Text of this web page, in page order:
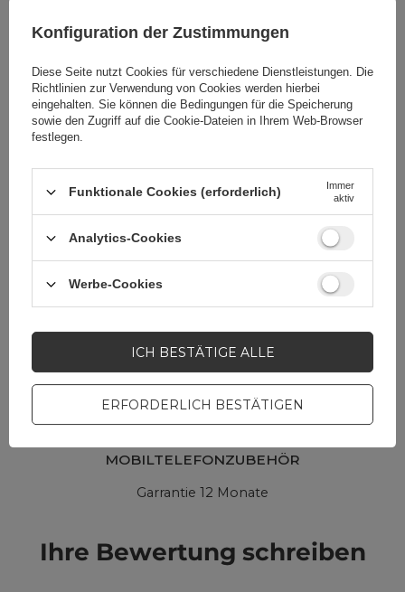
Zentimetern
Verpackungsbreite in
11
Brauchen Sie Hilfe? Haben Sie
Fragen?
und wir werden
Fragen und Antworten für
andere veröffentlichen.
STELLE EINE FRAGE
MOBILTELEFONZUBEHÖR
Garrantie 12 Monate
Ihre Bewertung schreiben
Konfiguration der Zustimmungen
Diese Seite nutzt Cookies für verschiedene Dienstleistungen. Die
Richtlinien zur Verwendung von Cookies werden hierbei
eingehalten. Sie können die Bedingungen für die Speicherung
sowie den Zugriff auf die Cookie-Dateien in Ihrem Web-Browser
festlegen.
Funktionale Cookies (erforderlich)
Immer
aktiv
Analytics-Cookies
Werbe-Cookies
ERFORDERLICH BESTÄTIGEN
ICH BESTÄTIGE ALLE